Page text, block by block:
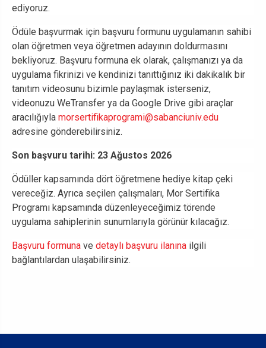
ediyoruz.
Ödüle başvurmak için başvuru formunu uygulamanın sahibi
olan öğretmen veya öğretmen adayının doldurmasını
bekliyoruz. Başvuru formuna ek olarak, çalışmanızı ya da
uygulama fikrinizi ve kendinizi tanıttığınız iki dakikalık bir
tanıtım videosunu bizimle paylaşmak isterseniz,
videonuzu WeTransfer ya da Google Drive gibi araçlar
aracılığıyla morsertifikaprogrami@sabanciuniv.edu
adresine gönderebilirsiniz.
Son başvuru tarihi: 23 Ağustos 2026
Ödüller kapsamında dört öğretmene hediye kitap çeki
vereceğiz. Ayrıca seçilen çalışmaları, Mor Sertifika
Programı kapsamında düzenleyeceğimiz törende
uygulama sahiplerinin sunumlarıyla görünür kılacağız.
Başvuru formuna ve detaylı başvuru ilanına ilgili
bağlantılardan ulaşabilirsiniz.